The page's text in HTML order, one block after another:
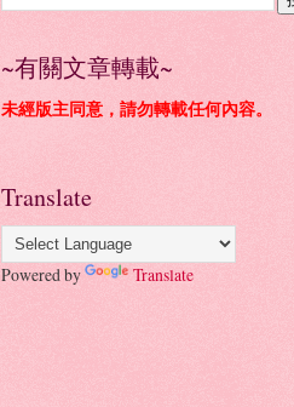
~有關文章轉載~
未經版主同意，請勿轉載任何內容。
Translate
Powered by Translate